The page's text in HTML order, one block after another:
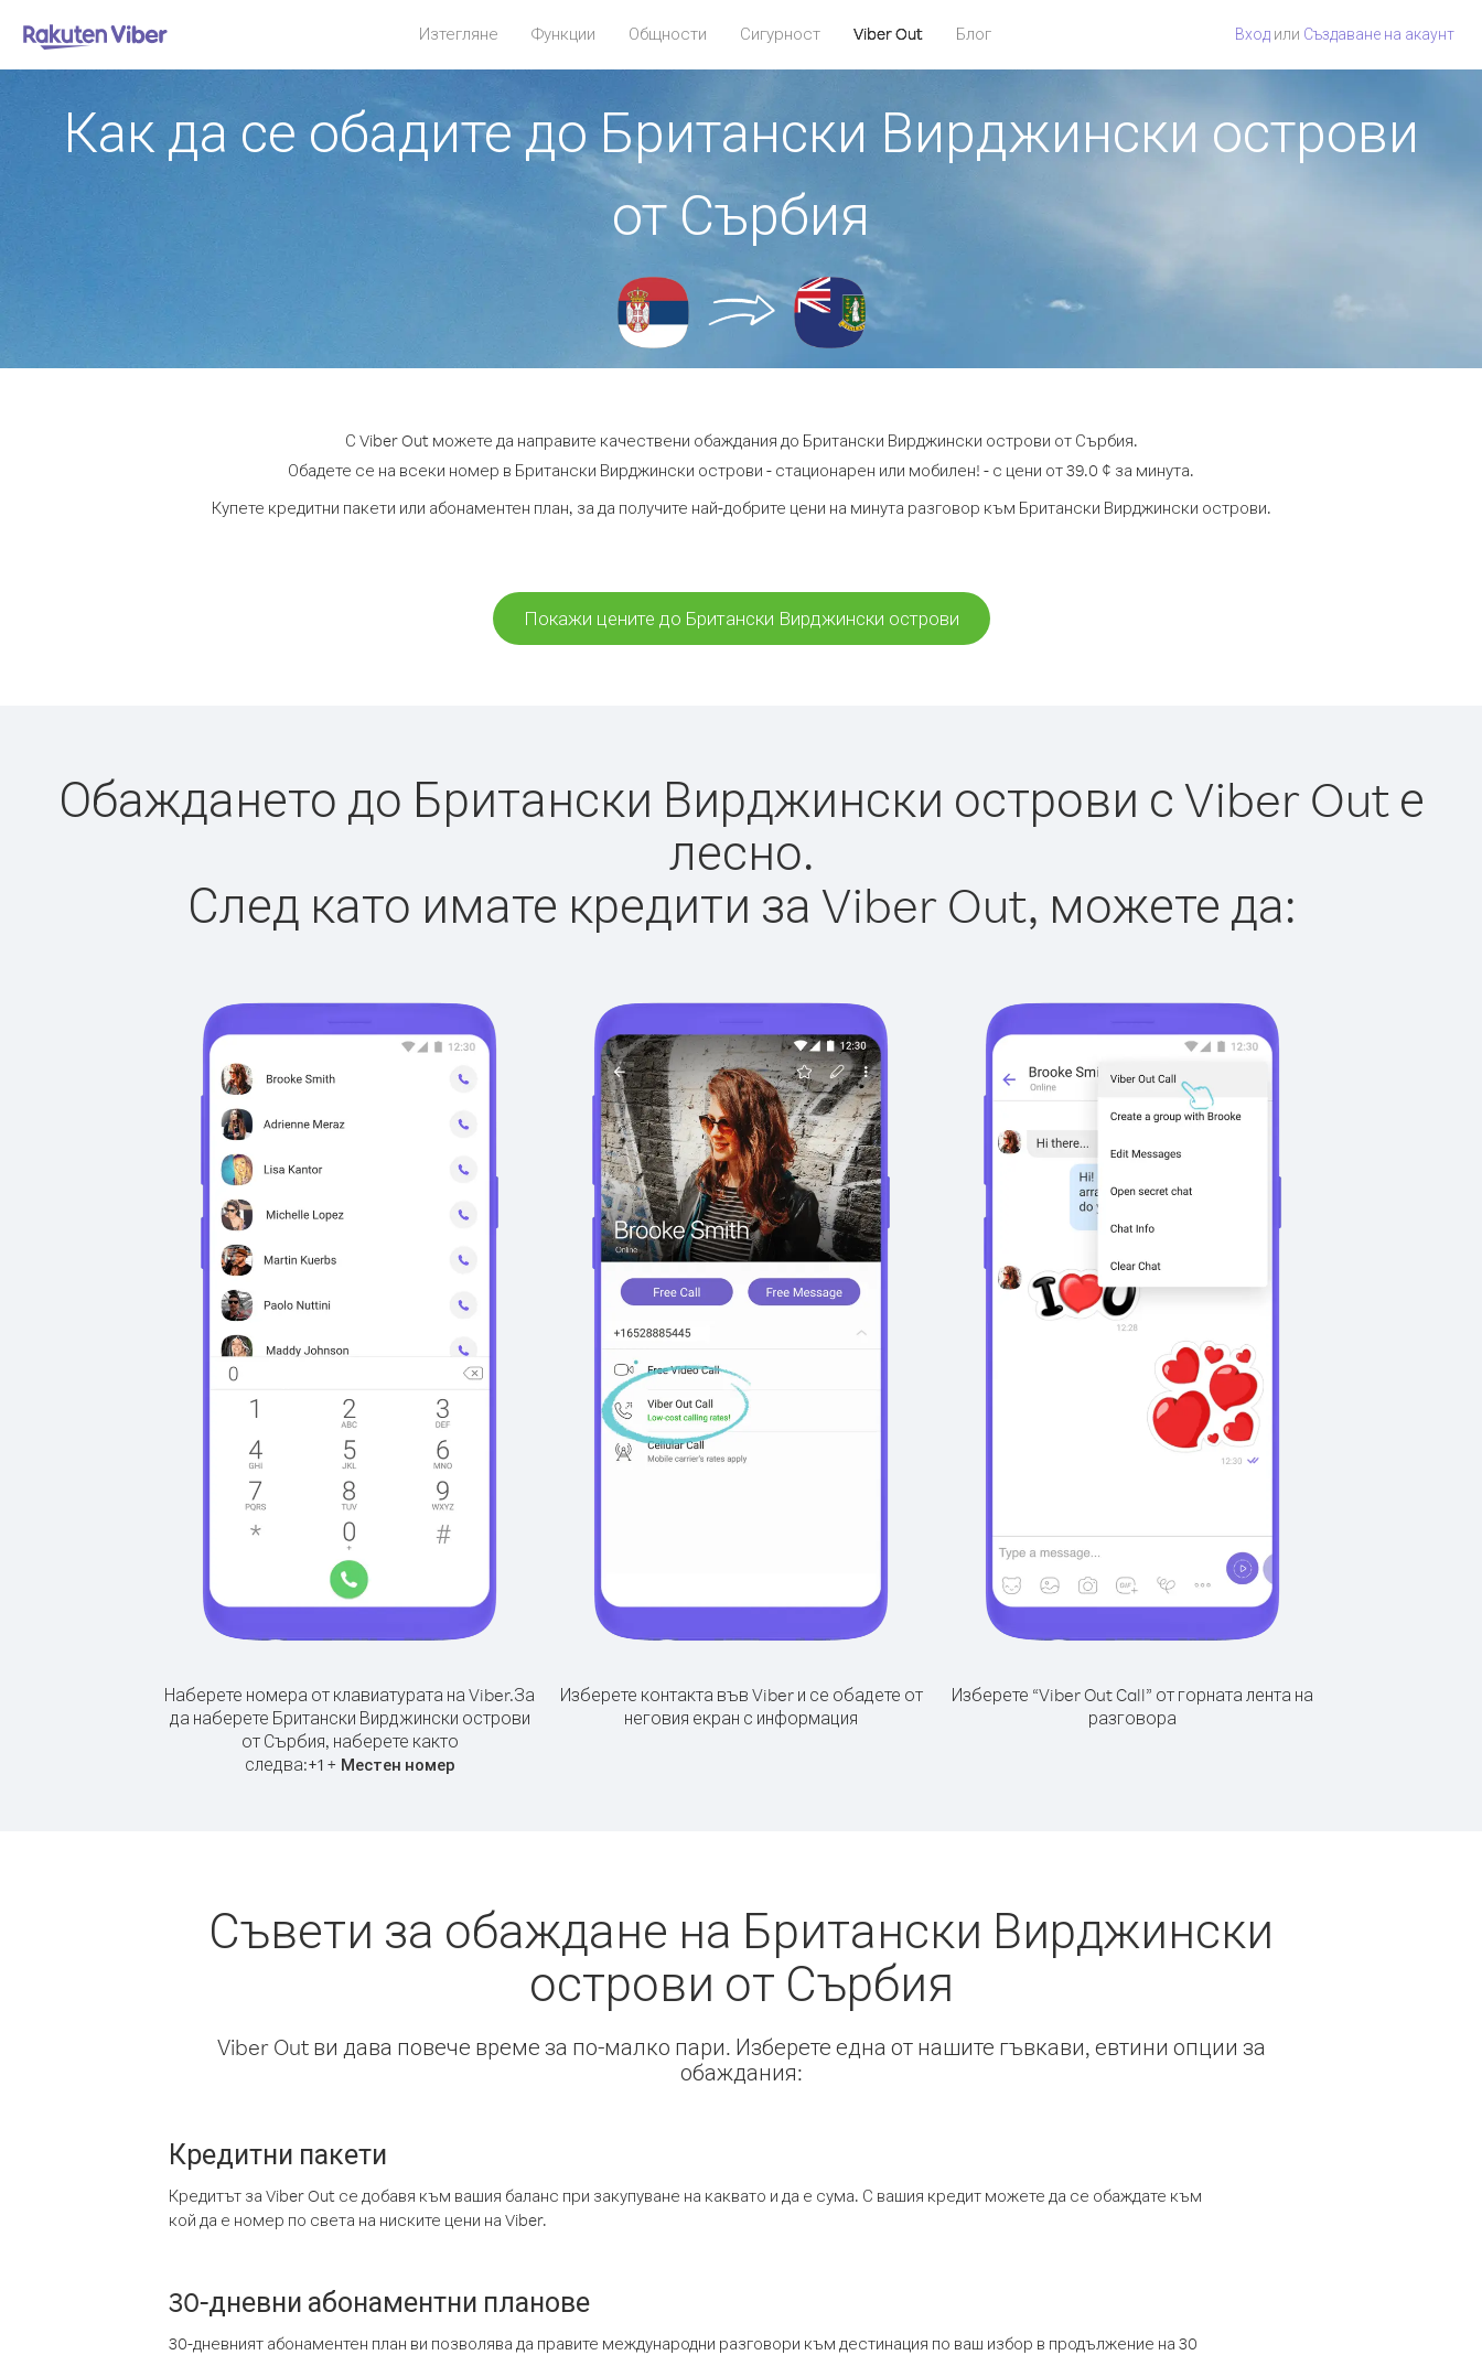
Изтегляне Функции Общности Сигурност Viber Out Блог Вход или Създаване на акаунт
Как да се обадите до Британски Вирджински острови
от Сърбия
С Viber Out можете да направите качествени обаждания до Британски Вирджински острови от Сърбия.
Обадете се на всеки номер в Британски Вирджински острови - стационарен или мобилен! - с цени от 39.0 ¢ за минута.
Купете кредитни пакети или абонаментен план, за да получите най-добрите цени на минута разговор към Британски Вирджински острови.
Покажи цените до Британски Вирджински острови
Обаждането до Британски Вирджински острови с Viber Out е
лесно.
След като имате кредити за Viber Out, можете да:
Наберете номера от клавиатурата на Viber.За
да наберете Британски Вирджински острови
от Сърбия, наберете както
следва:+1+ Местен номер
Изберете контакта във Viber и се обадете от
неговия екран с информация
Изберете “Viber Out Call” от горната лента на
разговора
Съвети за обаждане на Британски Вирджински
острови от Сърбия
Viber Out ви дава повече време за по-малко пари. Изберете една от нашите гъвкави, евтини опции за
обаждания:
Кредитни пакети
Кредитът за Viber Out се добавя към вашия баланс при закупуване на каквато и да е сума. С вашия кредит можете да се обаждате към
кой да е номер по света на ниските цени на Viber.
30-дневни абонаментни планове
30-дневният абонаментен план ви позволява да правите международни разговори към дестинация по ваш избор в продължение на 30